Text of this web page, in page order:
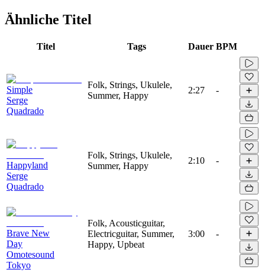
Ähnliche Titel
Titel Tags Dauer BPM
Simple
Serge
Quadrado
Folk, Strings, Ukulele,
Summer, Happy
2:27 -
Happyland
Serge
Quadrado
Folk, Strings, Ukulele,
Summer, Happy
2:10 -
Brave New
Day
Omotesound
Tokyo
Folk, Acousticguitar,
Electricguitar, Summer,
Happy, Upbeat
3:00 -